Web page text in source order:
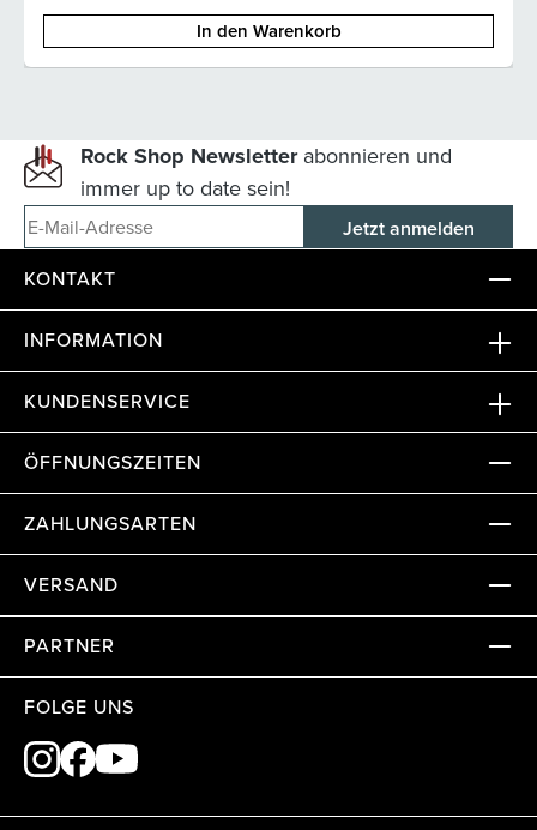
In den Warenkorb
Rock Shop Newsletterabonnieren und
immer up to date sein!
E-Mail-Adresse
KONTAKT
INFORMATION
KUNDENSERVICE
ÖFFNUNGSZEITEN
ZAHLUNGSARTEN
VERSAND
PARTNER
FOLGE UNS